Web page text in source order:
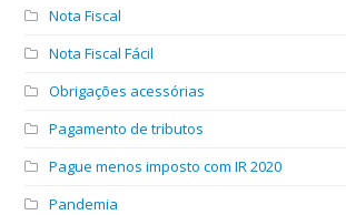
Nota Fiscal
Nota Fiscal Fácil
Obrigações acessórias
Pagamento de tributos
Pague menos imposto com IR 2020
Pandemia